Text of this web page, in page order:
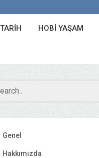
TARIH HOBI YAŞAM
Genel
Hakkımızda